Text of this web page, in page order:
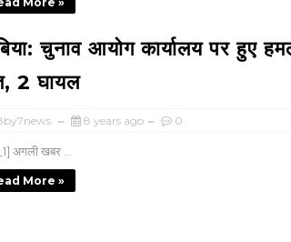
चुनाव आयोग कार्यालय पर हुए
2 घायल
8 years ago 0
अगली खबर ...
More »